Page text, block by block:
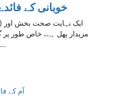
خوبانی کے
مزیدار پھل ہے، خاص طور پر
جاتا ہے۔ اس کے ...